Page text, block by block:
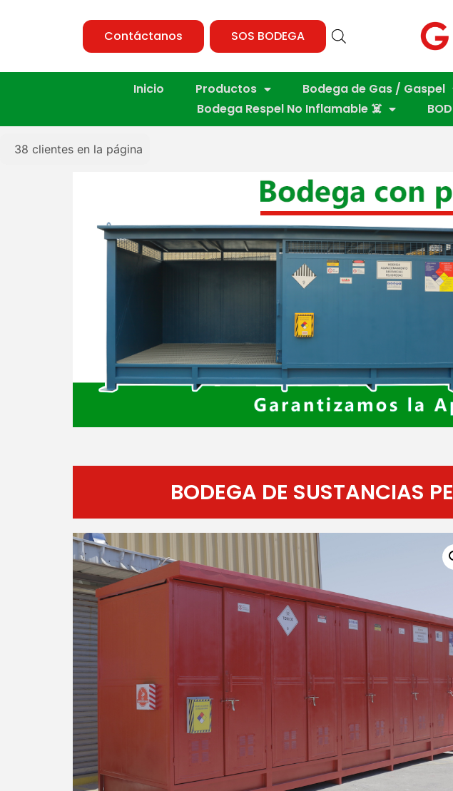
Contáctanos SOS BODEGA
Inicio Productos Bodega de Gas / Gaspel
Bodega Respel No Inflamable ☠️
38 clientes en la página
BODEGA DE SUSTANCIAS